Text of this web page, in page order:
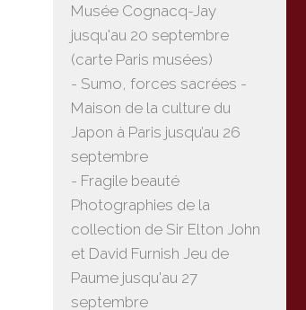
Musée Cognacq-Jay
jusqu'au 20 septembre
(carte Paris musées)
- Sumo, forces sacrées -
Maison de la culture du
Japon à Paris jusqu’au 26
septembre
- Fragile beauté
Photographies de la
collection de Sir Elton John
et David Furnish Jeu de
Paume jusqu'au 27
septembre